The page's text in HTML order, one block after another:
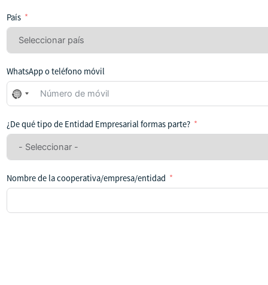
País
WhatsApp o teléfono móvil
No
se
seleccionado
ningún
¿De qué tipo de Entidad Empresarial formas parte?
Nombre de la cooperativa/empresa/entidad